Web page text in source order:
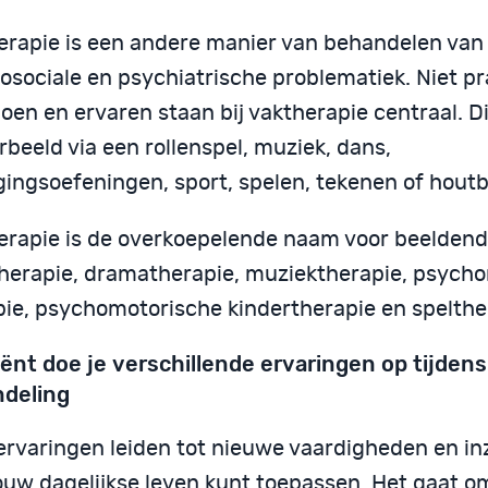
is een andere manier van behandelen van
en psychiatrische problematiek. Niet
en ervaren staan bij vaktherapie centraal.
via een rollenspel, muziek, dans,
sport, spelen, tekenen of
is de overkoepelende naam voor
dramatherapie, muziektherapie,
psychomotorische kindertherapie en
doe je verschillende ervaringen op
leiden tot nieuwe vaardigheden en
dagelijkse leven kunt toepassen. Het gaat